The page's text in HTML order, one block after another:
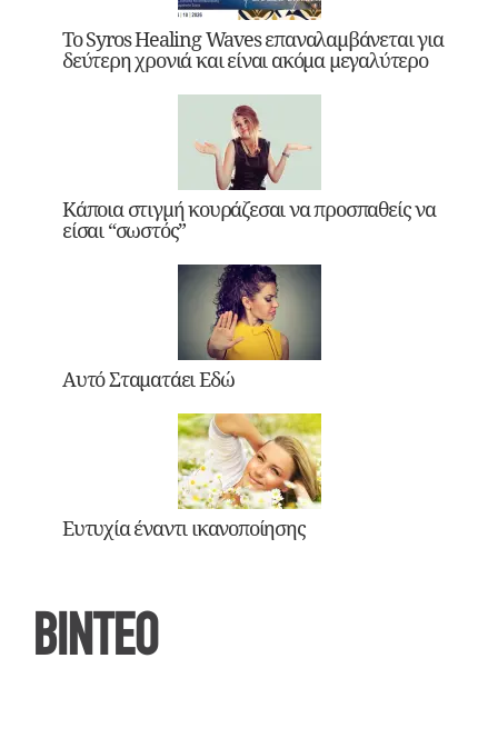
Το Syros Healing Waves επαναλαμβάνεται για
δεύτερη χρονιά και είναι ακόμα μεγαλύτερο
Κάποια στιγμή κουράζεσαι να προσπαθείς να
είσαι “σωστός”
Αυτό Σταματάει Εδώ
Ευτυχία έναντι ικανοποίησης
ΒΙΝΤΕΟ